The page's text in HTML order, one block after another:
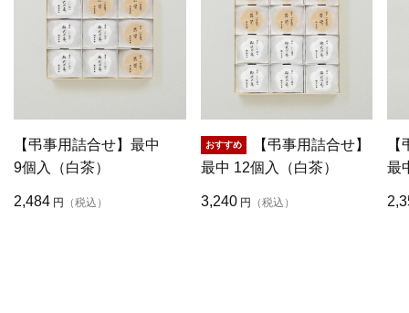
【弔事用詰合せ】最中
9個入（白茶）
2,484 円 （税込）
【弔事用詰合せ】
最中 12個入（白茶）
3,240 円 （税込）
最